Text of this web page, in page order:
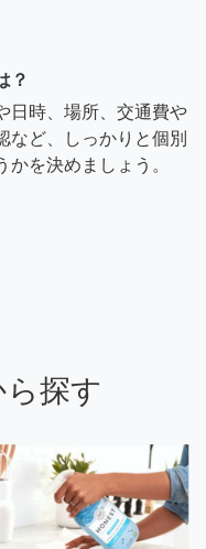
？
日時、場所、交通費や
など、しっかりと個別
を決めましょう。
探す